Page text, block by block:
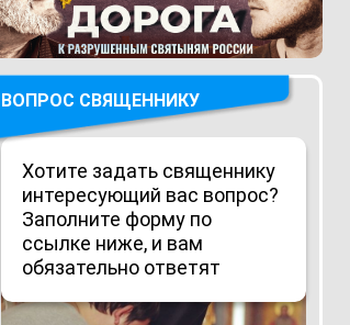
ВОПРОС СВЯЩЕННИКУ
Хотите задать священнику
интересующий вас вопрос?
Заполните форму по
ссылке ниже, и вам
обязательно ответят